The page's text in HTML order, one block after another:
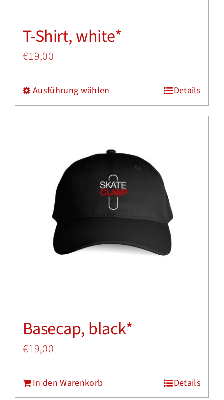
gewählt
T-Shirt, white*
€19,00
Ausführung wählen
Produkt
mehrere
Varianten
auf.
Die
können
gewählt
Details
Basecap, black*
€19,00
In den Warenkorb Details